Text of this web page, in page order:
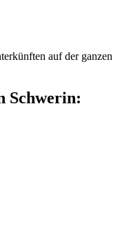
auf der ganzen
Schwerin: